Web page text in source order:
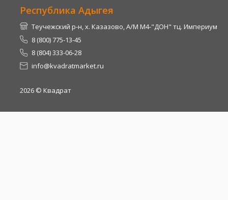
Республика Адыгея
Теучежский р-н, х. Казазово, А/М М4-"ДОН" тц. Империум
8 (800) 775-13-45
8 (804) 333-06-28
info@kvadratmarket.ru
2026 © Квадрат